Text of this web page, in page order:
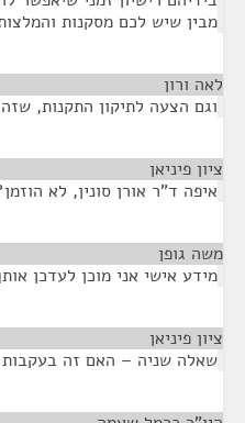
מבין שיש לכם מסקנות
לאה ורון
וגם הצעה לתיקון התקנות, שזה
ציון פיניאן
איפה ד"ר אורן סונין, לא
משה גופן
מידע אישי אני מוכן לעדכן
ציון פיניאן
שאלה שניה – האם זה